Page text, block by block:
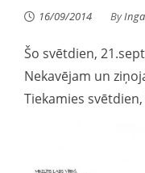
16/09/2014 ByInga
Šo svētdien,
Nekavējam un
Tiekamies svētdien,